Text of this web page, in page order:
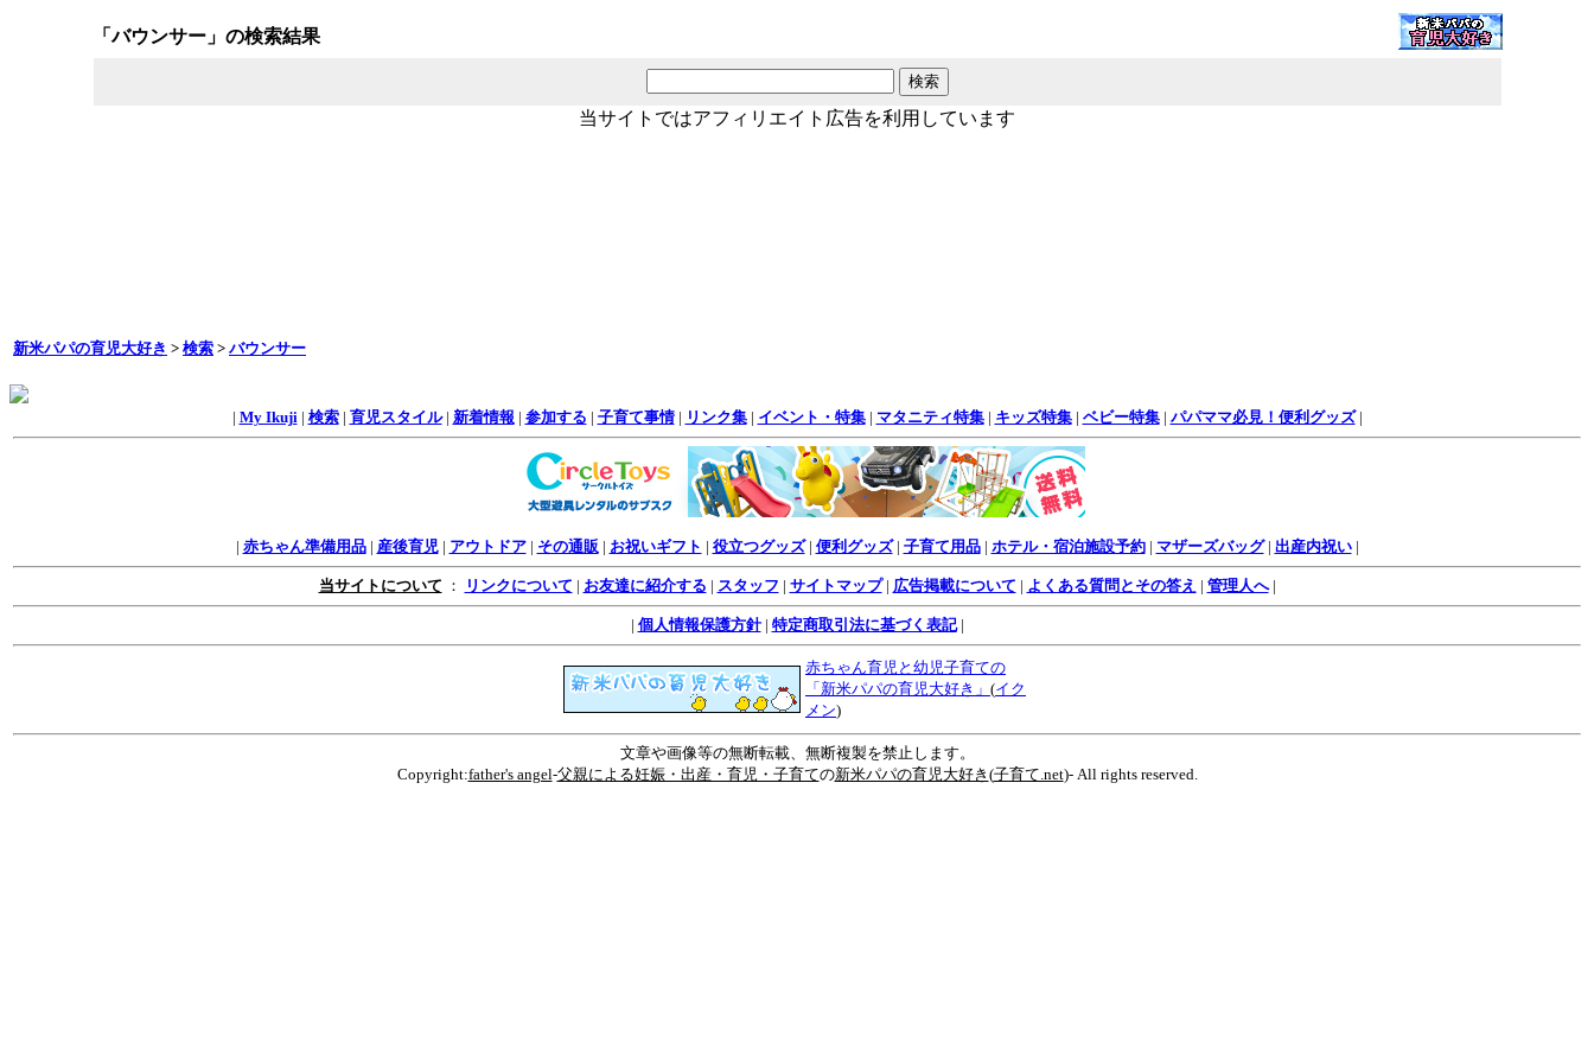
「バウンサー」の検索結果
当サイトではアフィリエイト広告を利用しています
新米パパの育児大好き > 検索 > バウンサー
| My Ikuji| 検索| 育児スタイル| 新着情報 | 参加する | 子育て事情| リンク集| イベント・特集| マタニティ特集| キッズ特集| ベビー特集| パパママ必見！便利グッズ|
| 赤ちゃん準備用品| 産後育児| アウトドア| その通販 | お祝いギフト | 役立つグッズ| 便利グッズ| 子育て用品| ホテル・宿泊施設予約| マザーズバッグ| 出産内祝い|
当サイトについて ： リンクについて | お友達に紹介する | スタッフ | サイトマップ | 広告掲載について | よくある質問とその答え | 管理人へ|
| 個人情報保護方針| 特定商取引法に基づく表記|
赤ちゃん育児と幼児子育ての
「新米パパの育児大好き」 (イク
メン)
文章や画像等の無断転載、無断複製を禁止します。
Copyright:father's angel-父親による妊娠・出産・育児・子育ての新米パパの育児大好き (子育て.net)- All rights reserved.